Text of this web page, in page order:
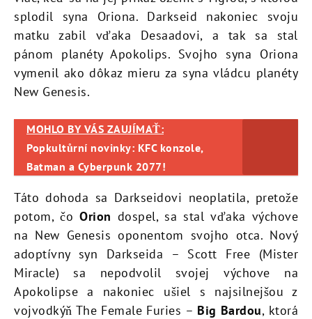
splodil syna Oriona. Darkseid nakoniec svoju
matku zabil vďaka Desaadovi, a tak sa stal
pánom planéty Apokolips. Svojho syna Oriona
vymenil ako dôkaz mieru za syna vládcu planéty
New Genesis.
MOHLO BY VÁS ZAUJÍMAŤ:
Popkultůrní novinky: KFC konzole,
Batman a Cyberpunk 2077!
Táto dohoda sa Darkseidovi neoplatila, pretože
potom, čo Orion dospel, sa stal vďaka výchove
na New Genesis oponentom svojho otca. Nový
adoptívny syn Darkseida – Scott Free (Mister
Miracle) sa nepodvolil svojej výchove na
Apokolipse a nakoniec ušiel s najsilnejšou z
vojvodkýň The Female Furies – Big Bardou, ktorá